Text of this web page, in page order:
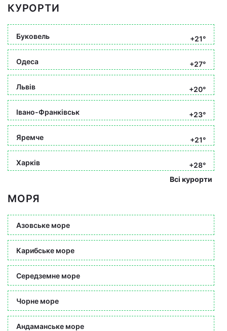
КУРОРТИ
Буковель +21°
Одеса +27°
Львів +20°
Івано-Франківськ +23°
Яремче +21°
Харків
+28°
Всі курорти
МОРЯ
Азовське море
Карибське море
Середземне море
Чорне море
Андаманське море